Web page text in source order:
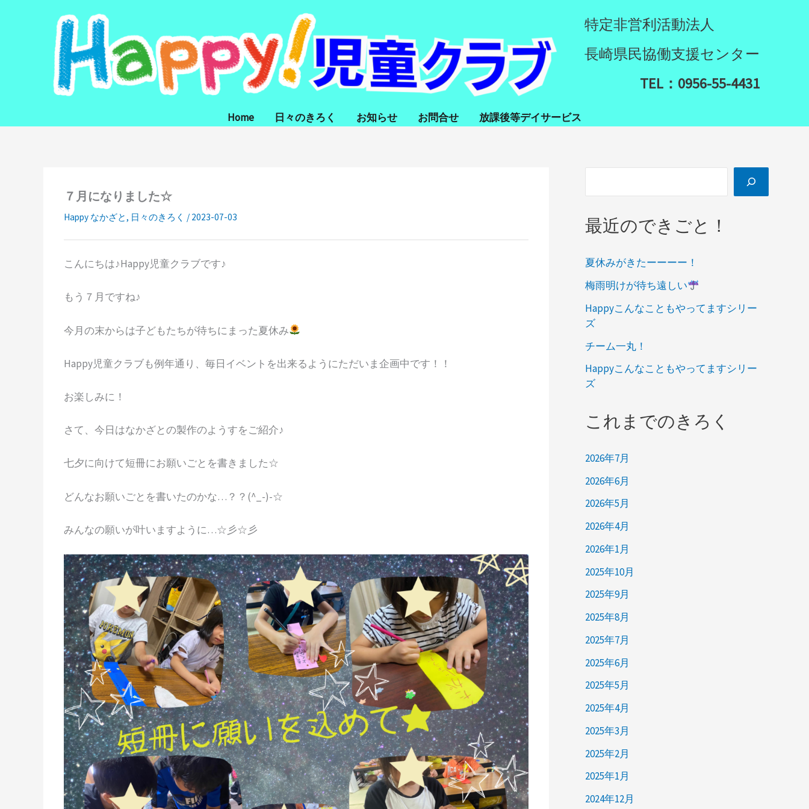
特定非営利活動法人
長崎県民協働支援センター
TEL：0956-55-4431
Home 日々のきろく お知らせ お問合せ 放課後等デイサービス
７月になりました☆
Happy なかざと, 日々のきろく / 2023-07-03
こんにちは♪Happy児童クラブです♪
もう７月ですね♪
今月の末からは子どもたちが待ちにまった夏休み
Happy児童クラブも例年通り、毎日イベントを出来るようにただいま企画中です！！
お楽しみに！
さて、今日はなかざとの製作のようすをご紹介♪
七夕に向けて短冊にお願いごとを書きました☆
どんなお願いごとを書いたのかな…？？(^_-)-☆
みんなの願いが叶いますように…☆彡☆彡
索
最近のできごと！
夏休みがきたーーーー！
梅雨明けが待ち遠しい
Happyこんなこともやってますシリー
ズ
チーム一丸！
Happyこんなこともやってますシリー
ズ
これまでのきろく
2026年7月
2026年6月
2026年5月
2026年4月
2026年1月
2025年10月
2025年9月
2025年8月
2025年7月
2025年6月
2025年5月
2025年4月
2025年3月
2025年2月
2025年1月
2024年12月